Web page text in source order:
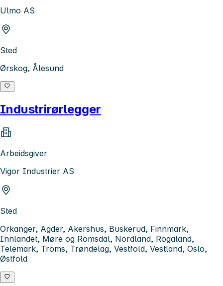
Ulmo AS
Sted
Ørskog, Ålesund
Industrirørlegger
Arbeidsgiver
Vigor Industrier AS
Sted
Orkanger, Agder, Akershus, Buskerud, Finnmark,
Innlandet, Møre og Romsdal, Nordland, Rogaland,
Telemark, Troms, Trøndelag, Vestfold, Vestland, Oslo,
Østfold